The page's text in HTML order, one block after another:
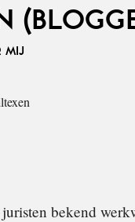
MIJ
bekend